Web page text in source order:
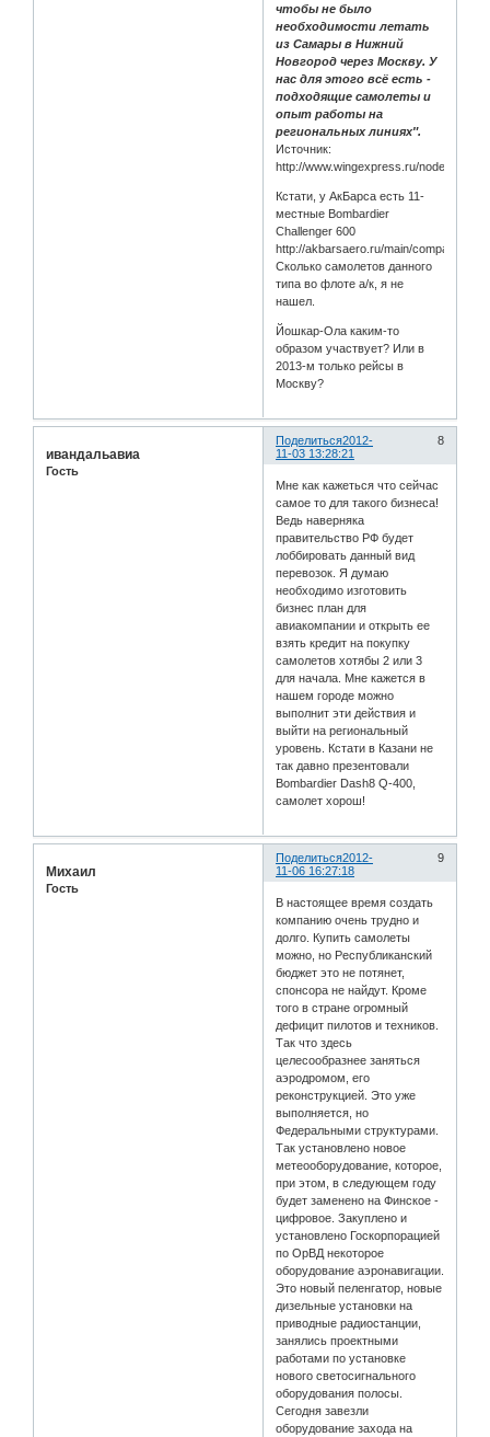
чтобы не было
необходимости летать
из Самары в Нижний
Новгород через Москву. У
нас для этого всё есть -
подходящие самолеты и
опыт работы на
региональных линиях″.
Источник:
http://www.wingexpress.ru/node/6173
Кстати, у АкБарса есть 11-
местные Bombardier
Challenger 600
http://akbarsaero.ru/main/company/flot/
Сколько самолетов данного
типа во флоте а/к, я не
нашел.
Йошкар-Ола каким-то
образом участвует? Или в
2013-м только рейсы в
Москву?
Поделиться 8
2012-
11-03 13:28:21
ивандальавиа
Гость
Мне как кажеться что сейчас
самое то для такого бизнеса!
Ведь наверняка
правительство РФ будет
лоббировать данный вид
перевозок. Я думаю
необходимо изготовить
бизнес план для
авиакомпании и открыть ее
взять кредит на покупку
самолетов хотябы 2 или 3
для начала. Мне кажется в
нашем городе можно
выполнит эти действия и
выйти на региональный
уровень. Кстати в Казани не
так давно презентовали
Bombardier Dash8 Q-400,
самолет хорош!
Поделиться 9
2012-
11-06 16:27:18
Михаил
Гость
В настоящее время создать
компанию очень трудно и
долго. Купить самолеты
можно, но Республиканский
бюджет это не потянет,
спонсора не найдут. Кроме
того в стране огромный
дефицит пилотов и техников.
Так что здесь
целесообразнее заняться
аэродромом, его
реконструкцией. Это уже
выполняется, но
Федеральными структурами.
Так установлено новое
метеооборудование, которое,
при этом, в следующем году
будет заменено на Финское -
цифровое. Закуплено и
установлено Госкорпорацией
по ОрВД некоторое
оборудование аэронавигации.
Это новый пеленгатор, новые
дизельные установки на
приводные радиостанции,
занялись проектными
работами по установке
нового светосигнального
оборудования полосы.
Сегодня завезли
оборудование захода на